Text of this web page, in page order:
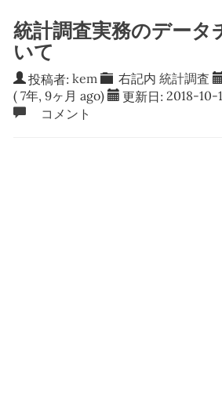
統計調査実務のデータ
いて
投稿者: kem 右記内統計調査
( 7年, 9ヶ月 ago)
更新日: 2018-10-
コメント